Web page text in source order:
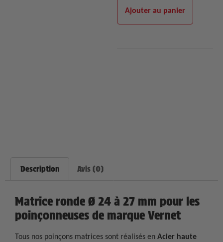
Ajouter au panier
Description Avis (0)
Matrice ronde Ø 24 à 27 mm pour les
poinçonneuses de marque Vernet
Tous nos poinçons matrices sont réalisés en Acier haute